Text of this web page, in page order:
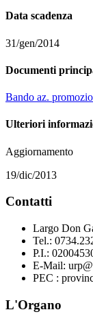
Data scadenza
31/gen/2014
Documenti
Bando az.
Ulteriori
Aggiornamento
19/dic/2013
Contatti
Largo Don
Tel.:
P.I.:
E-Mail:
PEC :
L'Organo